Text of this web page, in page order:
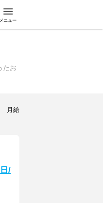
メニュー
たお
月給
/